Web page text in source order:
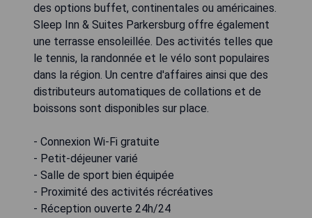
des options buffet, continentales ou américaines.
Sleep Inn & Suites Parkersburg offre également
une terrasse ensoleillée. Des activités telles que
le tennis, la randonnée et le vélo sont populaires
dans la région. Un centre d'affaires ainsi que des
distributeurs automatiques de collations et de
boissons sont disponibles sur place.
- Connexion Wi-Fi gratuite
- Petit-déjeuner varié
- Salle de sport bien équipée
- Proximité des activités récréatives
- Réception ouverte 24h/24